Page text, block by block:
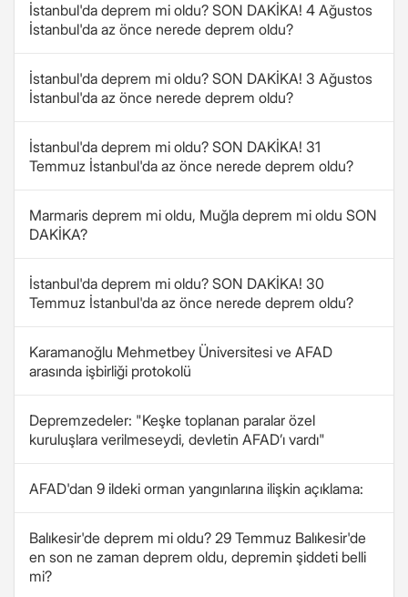
İstanbul'da deprem mi oldu? SON DAKİKA! 4 Ağustos
İstanbul'da az önce nerede deprem oldu?
İstanbul'da deprem mi oldu? SON DAKİKA! 3 Ağustos
İstanbul'da az önce nerede deprem oldu?
İstanbul'da deprem mi oldu? SON DAKİKA! 31
Temmuz İstanbul'da az önce nerede deprem oldu?
Marmaris deprem mi oldu, Muğla deprem mi oldu SON
DAKİKA?
İstanbul'da deprem mi oldu? SON DAKİKA! 30
Temmuz İstanbul'da az önce nerede deprem oldu?
Karamanoğlu Mehmetbey Üniversitesi ve AFAD
arasında işbirliği protokolü
Depremzedeler: "Keşke toplanan paralar özel
kuruluşlara verilmeseydi, devletin AFAD’ı vardı"
AFAD'dan 9 ildeki orman yangınlarına ilişkin açıklama:
Balıkesir'de deprem mi oldu? 29 Temmuz Balıkesir'de
en son ne zaman deprem oldu, depremin şiddeti belli
mi?